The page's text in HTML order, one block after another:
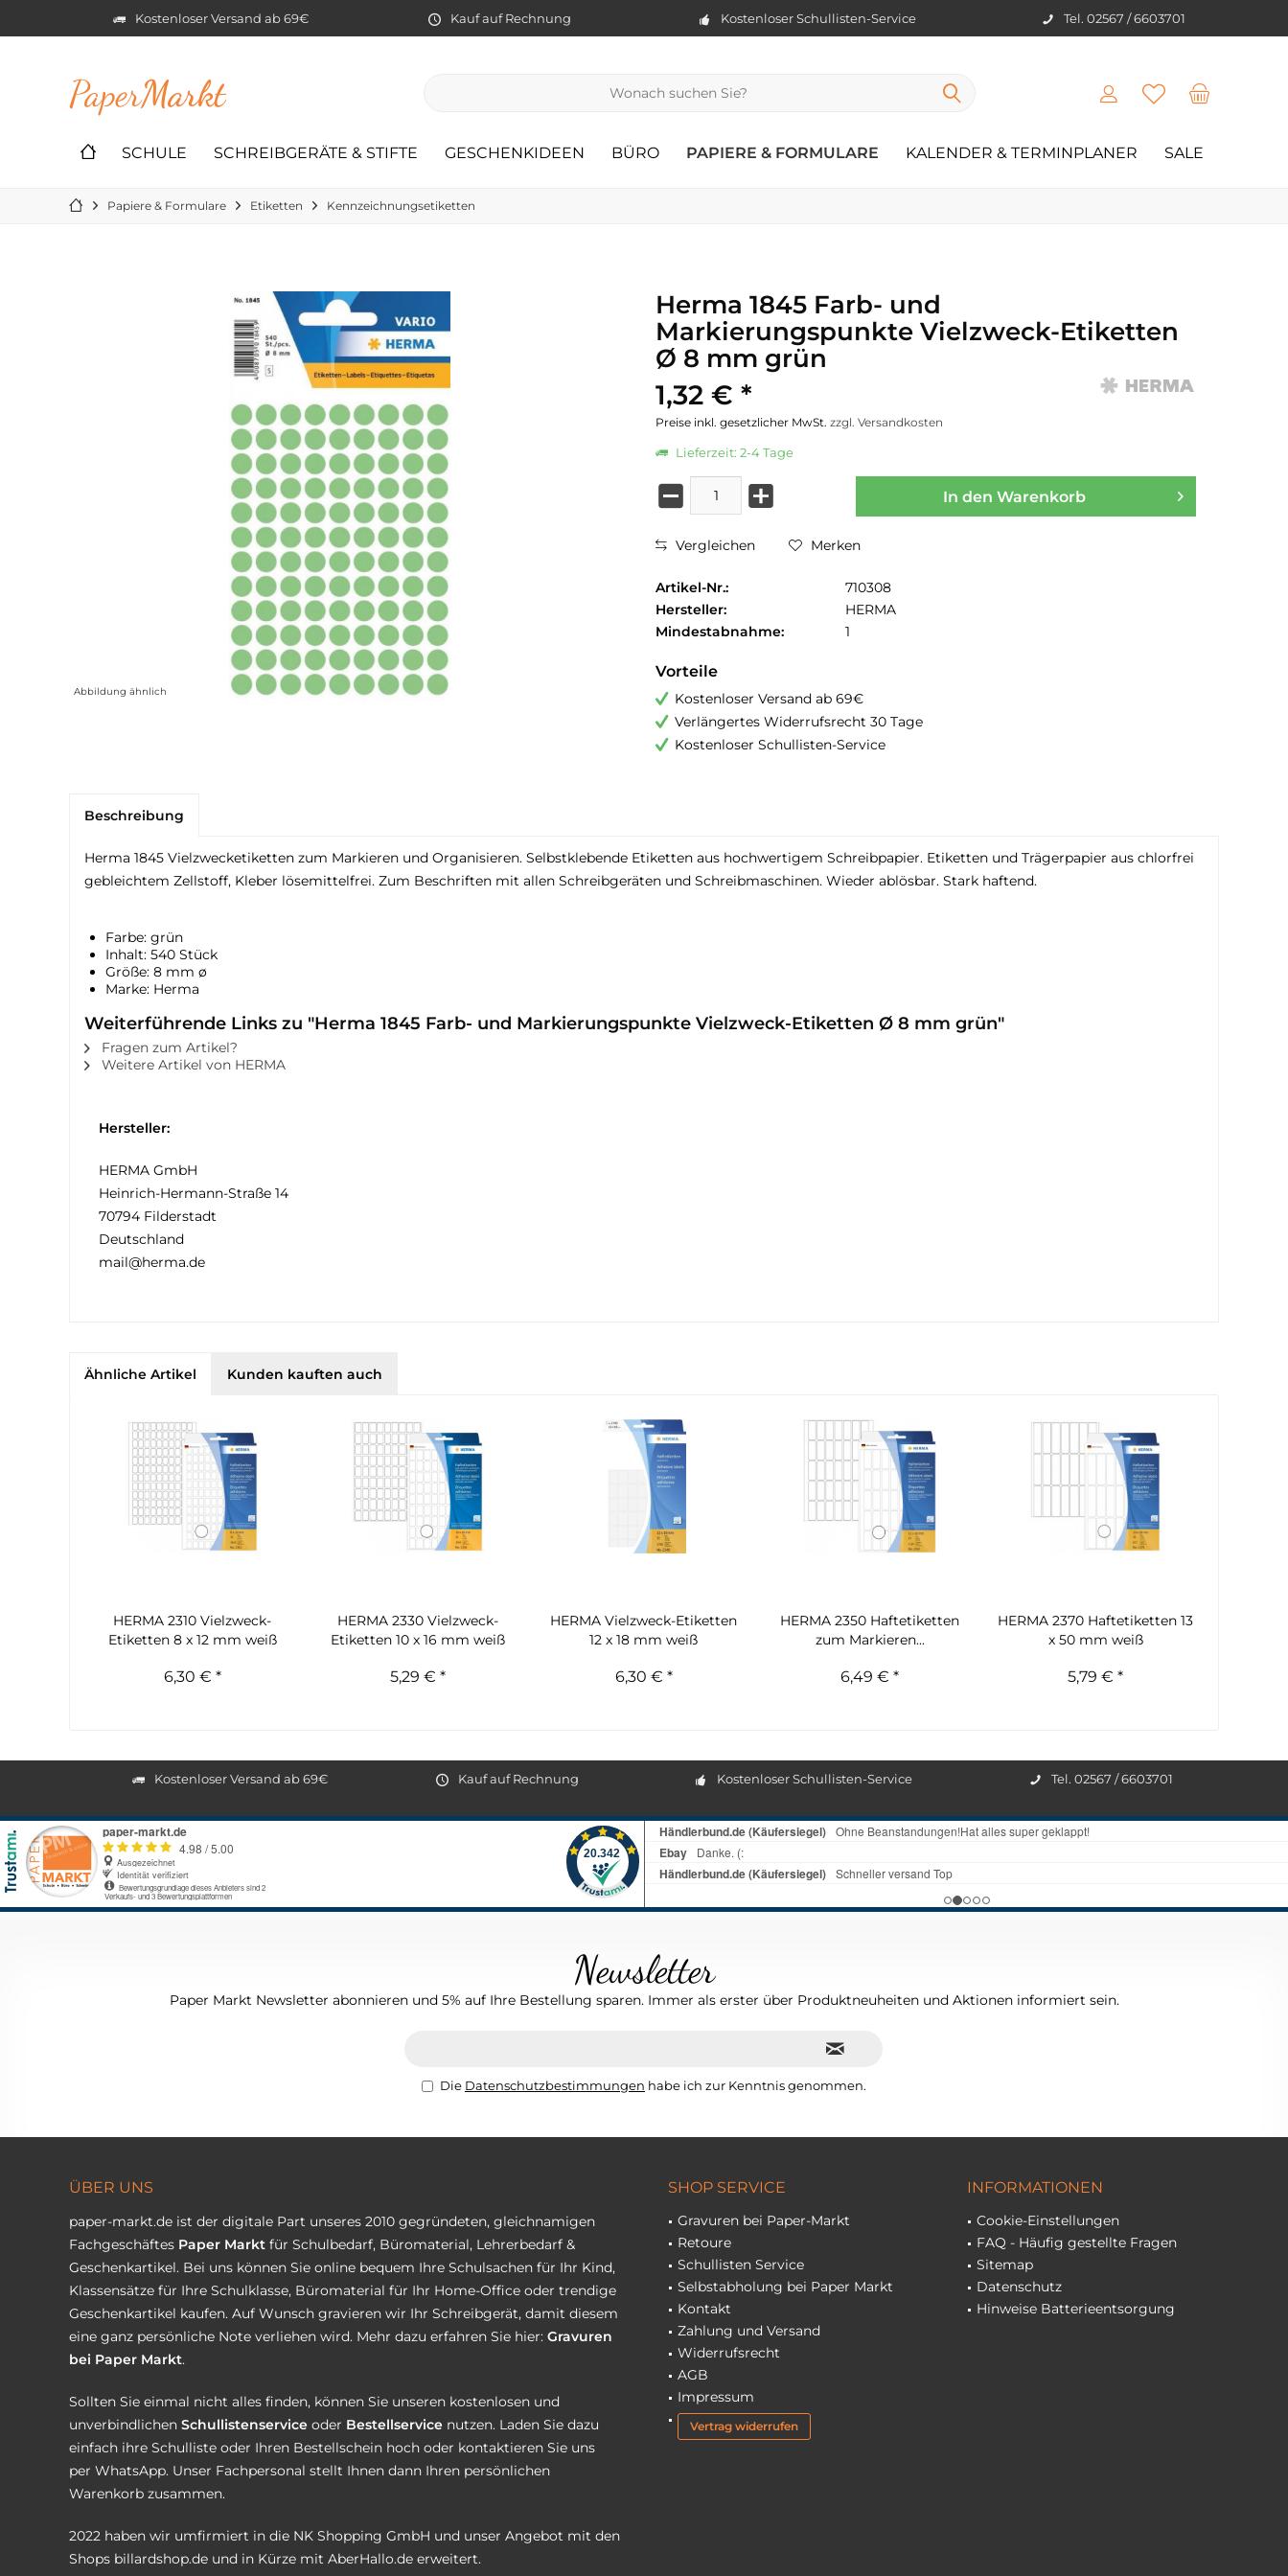
Kostenloser Versand ab 69€ Kauf auf Rechnung Kostenloser Schullisten-Service Tel. 02567 / 6603701
PaperMarkt
SCHULE SCHREIBGERÄTE & STIFTE GESCHENKIDEEN BÜRO PAPIERE & FORMULARE KALENDER & TERMINPLANER SALE
Papiere & Formulare Etiketten Kennzeichnungsetiketten
Abbildung ähnlich
Herma 1845 Farb- und
Markierungspunkte Vielzweck-Etiketten
Ø 8 mm grün
1,32 € *
Preise inkl. gesetzlicher MwSt. zzgl. Versandkosten
Lieferzeit: 2-4 Tage
In den Warenkorb
Vergleichen Merken
Artikel-Nr.:
710308
Hersteller:
HERMA
Mindestabnahme:
1
Vorteile
Kostenloser Versand ab 69€
Verlängertes Widerrufsrecht 30 Tage
Kostenloser Schullisten-Service
Beschreibung
Herma 1845 Vielzwecketiketten zum Markieren und Organisieren. Selbstklebende Etiketten aus hochwertigem Schreibpapier. Etiketten und Trägerpapier aus chlorfrei
gebleichtem Zellstoff, Kleber lösemittelfrei. Zum Beschriften mit allen Schreibgeräten und Schreibmaschinen. Wieder ablösbar. Stark haftend.
Farbe: grün
Inhalt: 540 Stück
Größe: 8 mm ø
Marke: Herma
Weiterführende Links zu "Herma 1845 Farb- und Markierungspunkte Vielzweck-Etiketten Ø 8 mm grün"
Fragen zum Artikel?
Weitere Artikel von HERMA
Hersteller:
HERMA GmbH
Heinrich-Hermann-Straße 14
70794 Filderstadt
Deutschland
mail@herma.de
Ähnliche Artikel Kunden kauften auch
HERMA 2310 Vielzweck-
Etiketten 8 x 12 mm weiß
6,30 € *
HERMA 2330 Vielzweck-
Etiketten 10 x 16 mm weiß
5,29 € *
HERMA Vielzweck-Etiketten
12 x 18 mm weiß
6,30 € *
HERMA 2350 Haftetiketten
zum Markieren...
6,49 € *
HERMA 2370 Haftetiketten 13
x 50 mm weiß
5,79 € *
Kostenloser Versand ab 69€ Kauf auf Rechnung Kostenloser Schullisten-Service Tel. 02567 / 6603701
Newsletter
Paper Markt Newsletter abonnieren und 5% auf Ihre Bestellung sparen. Immer als erster über Produktneuheiten und Aktionen informiert sein.
Die Datenschutzbestimmungen habe ich zur Kenntnis genommen.
ÜBER UNS
paper-markt.de ist der digitale Part unseres 2010 gegründeten, gleichnamigen
Fachgeschäftes Paper Markt für Schulbedarf, Büromaterial, Lehrerbedarf &
Geschenkartikel. Bei uns können Sie online bequem Ihre Schulsachen für Ihr Kind,
Klassensätze für Ihre Schulklasse, Büromaterial für Ihr Home-Office oder trendige
Geschenkartikel kaufen. Auf Wunsch gravieren wir Ihr Schreibgerät, damit diesem
eine ganz persönliche Note verliehen wird. Mehr dazu erfahren Sie hier: Gravuren
bei Paper Markt.
Sollten Sie einmal nicht alles finden, können Sie unseren kostenlosen und
unverbindlichen Schullistenservice oder Bestellservice nutzen. Laden Sie dazu
einfach ihre Schulliste oder Ihren Bestellschein hoch oder kontaktieren Sie uns
per WhatsApp. Unser Fachpersonal stellt Ihnen dann Ihren persönlichen
Warenkorb zusammen.
2022 haben wir umfirmiert in die NK Shopping GmbH und unser Angebot mit den
Shops billardshop.de und in Kürze mit AberHallo.de erweitert.
SHOP SERVICE
Gravuren bei Paper-Markt
Retoure
Schullisten Service
Selbstabholung bei Paper Markt
Kontakt
Zahlung und Versand
Widerrufsrecht
AGB
Impressum
Vertrag widerrufen
INFORMATIONEN
Cookie-Einstellungen
FAQ - Häufig gestellte Fragen
Sitemap
Datenschutz
Hinweise Batterieentsorgung